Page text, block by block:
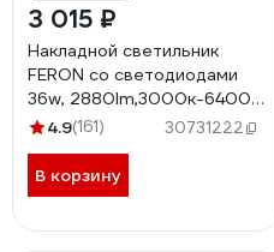
3 015 ₽
Накладной светильник
FERON со светодиодами
36w, 2880lm,3000к-6400k,
al1600 48884
4.9(161) 30731222
В корзину